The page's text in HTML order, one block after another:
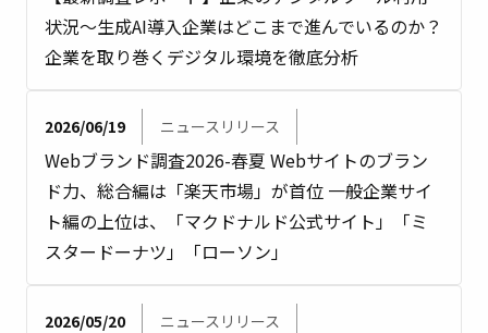
状況～生成AI導入企業はどこまで進んでいるのか？
企業を取り巻くデジタル環境を徹底分析
2026/06/19 ニュースリリース
Webブランド調査2026-春夏 Webサイトのブラン
ド力、総合編は「楽天市場」が首位 一般企業サイ
ト編の上位は、「マクドナルド公式サイト」「ミ
スタードーナツ」「ローソン」
2026/05/20 ニュースリリース